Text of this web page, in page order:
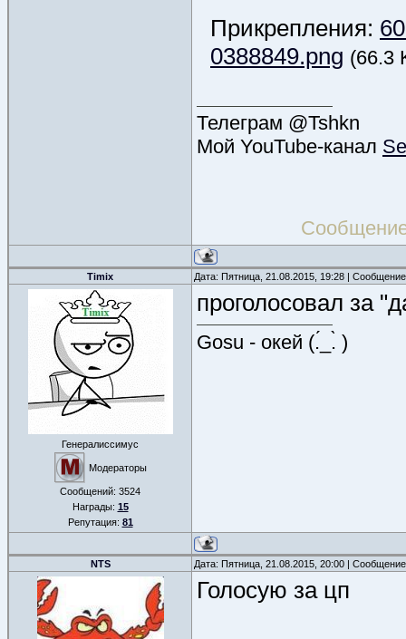
Прикрепления:
0388849.png (66.3
Телеграм @Tshkn
Мой YouTube-канал
Timix Дата: Пятница, 21.08.2015, 19:28 |
Генералиссимус
Модераторы
Сообщений: 3524
Награды: 15
Репутация: 81
проголосовал за
Gosu - окей (.́_.̀ )
NTS Дата: Пятница, 21.08.2015, 20:00 |
Голосую за цп